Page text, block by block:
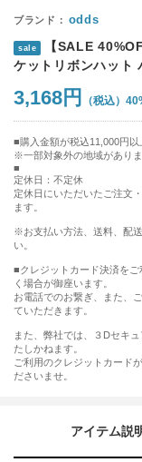
odds
sale
【SALE
ケットリボンハット
3,168円
購入金額が税込11,000円
※一部対象外の地域がありま
定休日：不定休
定休日にいただいたご注文
ます。
※お支払い方法、送料、配
い。
■クレジットカード決済を
く場合が御座います。
お電話でのお繋ぎ、また、
ていただきます。
また、弊社では、３Dセキ
たしかねます。
ご利用のクレジットカード
ださいませ。
アイテム説